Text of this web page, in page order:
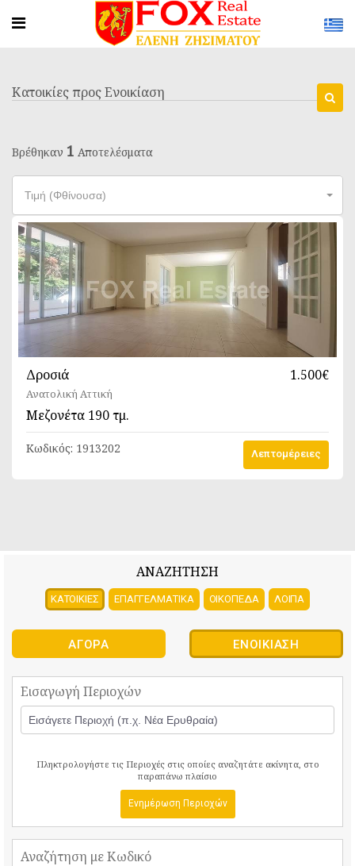
Κατοικίες προς Ενοικίαση
Βρέθηκαν 1 Αποτελέσματα
Τιμή (Φθίνουσα)
Δροσιά 1.500€
Ανατολική Αττική
Μεζονέτα 190 τμ.
Κωδικός: 1913202 Λεπτομέρειες
ΑΝΑΖΗΤΗΣΗ
ΚΑΤΟΙΚΙΕΣ ΕΠΑΓΓΕΛΜΑΤΙΚΑ ΟΙΚΟΠΕΔΑ ΛΟΙΠΑ
ΑΓΟΡΆ ΕΝΟΙΚΊΑΣΗ
Εισαγωγή Περιοχών
Πληκτρολογήστε τις Περιοχές στις οποίες αναζητάτε ακίνητα, στο
παραπάνω πλαίσιο
Ενημέρωση Περιοχών
Αναζήτηση με Κωδικό